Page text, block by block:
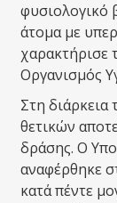
φυσιολογικό
άτομα με
χαρακτήρισε
Οργανισμός
Στη διάρκεια
θετικών
δράσης. Ο
αναφέρθηκε
κατά πέντε